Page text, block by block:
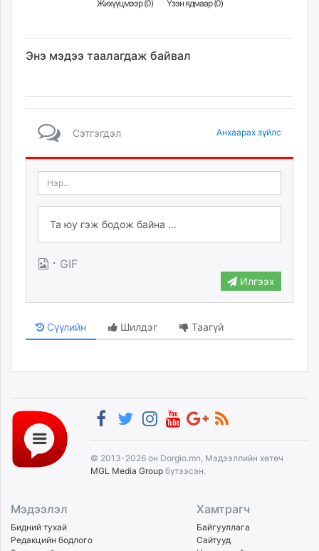
Жихүүцмээр (0) Үзэн ядмаар (0)
Энэ мэдээ таалагдаж байвал
Сэтгэгдэл Анхаарах зүйлс
· GIF
Илгээх
Сүүлийн Шилдэг Таагүй
© 2013-2026 он Dorgio.mn, Мэдээллийн хөтөч
MGL Media Group бүтээсэн.
Мэдээлэл
Бидний тухай
Редакцийн бодлого
Хамтрагч
Байгууллага
Сайтууд